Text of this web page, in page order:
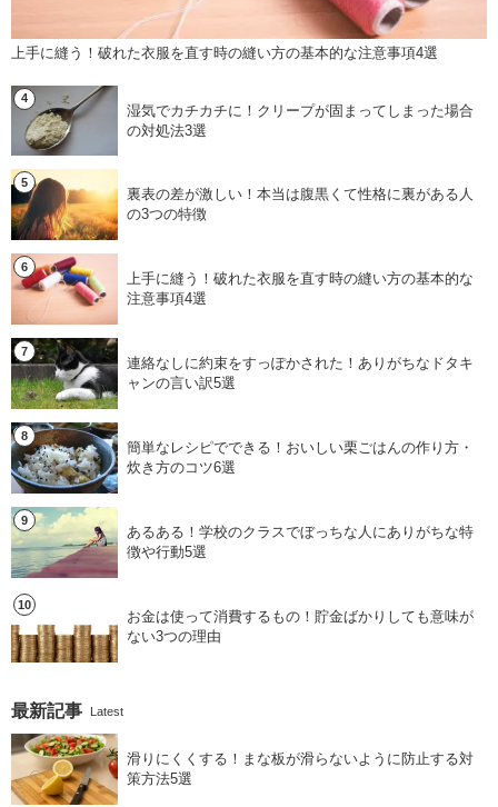
上手に縫う！破れた衣服を直す時の縫い方の基本的な注意事項4選
湿気でカチカチに！クリープが固まってしまった場合
の対処法3選
裏表の差が激しい！本当は腹黒くて性格に裏がある人
の3つの特徴
上手に縫う！破れた衣服を直す時の縫い方の基本的な
注意事項4選
連絡なしに約束をすっぽかされた！ありがちなドタキ
ャンの言い訳5選
簡単なレシピでできる！おいしい栗ごはんの作り方・
炊き方のコツ6選
あるある！学校のクラスでぼっちな人にありがちな特
徴や行動5選
お金は使って消費するもの！貯金ばかりしても意味が
ない3つの理由
最新記事 Latest
滑りにくくする！まな板が滑らないように防止する対
策方法5選